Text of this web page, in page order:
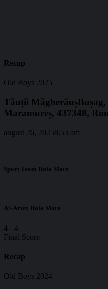
Recap
Old Boys 2025
Tăuții Măgherăuș
Maramureș, 437348,
august 26, 20258:53 am
Sport Team Baia Mare
AS Artex Baia Mare
4 - 4
Final Score
Recap
Old Boys 2024